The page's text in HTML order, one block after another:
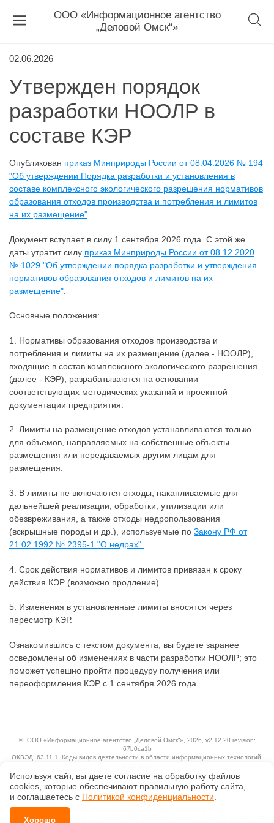
ООО «Информационное агентство
„Деловой Омск“»
02.06.2026
Утвержден порядок
разработки НООЛР в
составе КЭР
Опубликован приказ Минприроды России от 08.04.2026 № 194
"Об утверждении Порядка разработки и установления в
составе комплексного экологического разрешения нормативов
образования отходов производства и потребления и лимитов
на их размещение"
Документ вступает в силу 1 сентября 2026 года. С этой же
даты утратит силу приказ Минприроды России от 08.12.2020
№ 1029 "Об утверждении порядка разработки и утверждения
нормативов образования отходов и лимитов на их
размещение"
Основные положения:
1. Нормативы образования отходов производства и
потребления и лимиты на их размещение (далее - НООЛР),
входящие в состав комплексного экологического разрешения
(далее - КЭР), разрабатываются на основании
соответствующих методических указаний и проектной
документации предприятия.
2. Лимиты на размещение отходов устанавливаются только
для объемов, направляемых на собственные объекты
размещения или передаваемых другим лицам для
размещения.
3. В лимиты не включаются отходы, накапливаемые для
дальнейшей реализации, обработки, утилизации или
обезвреживания, а также отходы недропользования
(вскрышные породы и др.), используемые по Закону РФ от
21.02.1992 № 2395-1 "О недрах".
4. Срок действия нормативов и лимитов привязан к сроку
действия КЭР (возможно продление).
5. Изменения в установленные лимиты вносятся через
пересмотр КЭР.
Ознакомившись с текстом документа, вы будете заранее
осведомлены об изменениях в части разработки НООЛР; это
поможет успешно пройти процедуру получения или
переоформления КЭР с 1 сентября 2026 года.
© ООО «Информационное агентство „Деловой Омск“» , 2026, v2.12.20 revision:
67b0ca1b
ОКВЭД: 63.11.1, Коды видов деятельности в области информационных технологий:
Ценовая политика
Исключительные авторские и смежные права принадлежат АО «Кодекс».
Положение по обработке и защите персональных данных
Справка о регистрации продуктов АО «Кодекс» в Реестре российского программного
Используя сайт, вы даете согласие на обработку файлов
сооkiеs, которые обеспечивают правильную работу сайта,
и соглашаетесь с Политикой конфиденциальности
Хорошо